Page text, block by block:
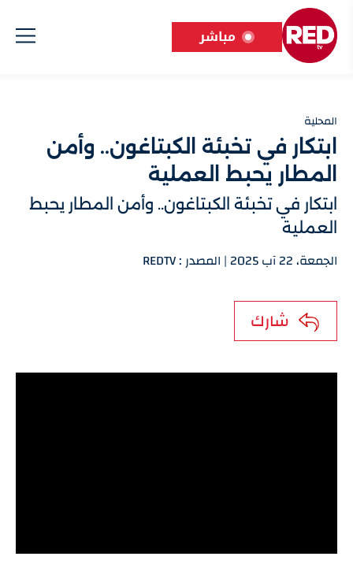
مباشر
المحلية
ابتكار في تخبئة الكبتاغون.. وأمن
المطار يحبط العملية
ابتكار في تخبئة الكبتاغون.. وأمن المطار يحبط
العملية
الجمعة، 22 آب 2025 | المصدر : REDTV
شارك